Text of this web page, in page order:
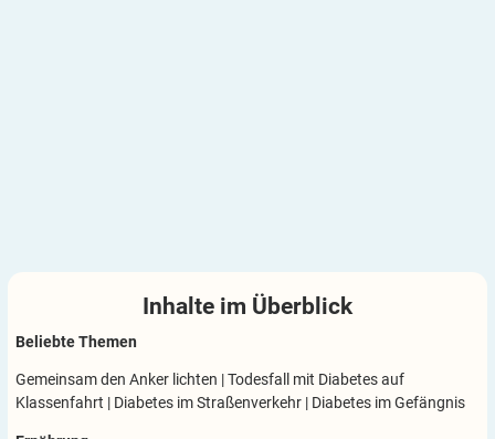
Inhalte im Überblick
Beliebte Themen
Gemeinsam den Anker lichten |Todesfall mit Diabetes auf
Klassenfahrt | Diabetes im Straßenverkehr | Diabetes im Gefängnis